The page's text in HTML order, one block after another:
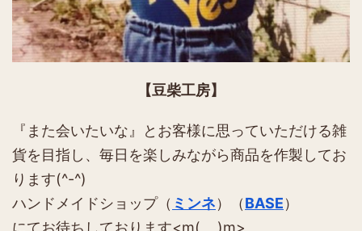
【豆柴工房】
『また会いたいな』とお客様に思っていただける雑
貨を目指し、毎日を楽しみながら商品を作製してお
ります(^-^)
ハンドメイドショップ（ ミンネ）（BASE）
にてお待ちしております<m(_ _)m>